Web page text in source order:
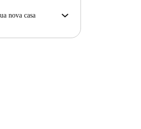
um hotel e ajudá-
nova casa